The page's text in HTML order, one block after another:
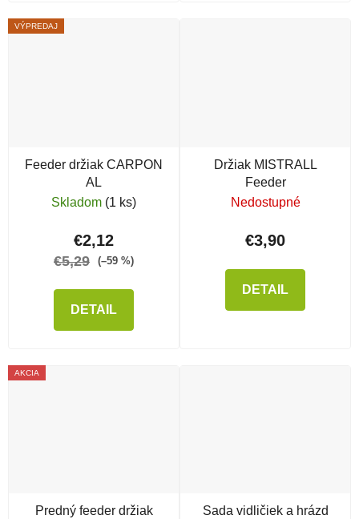
VÝPREDAJ
Feeder držiak CARPON
AL
Skladom (1 ks)
€2,12
€5,29 (–59 %)
DETAIL
Držiak MISTRALL
Feeder
Nedostupné
€3,90
DETAIL
AKCIA
Predný feeder držiak
Sada vidličiek a hrázd